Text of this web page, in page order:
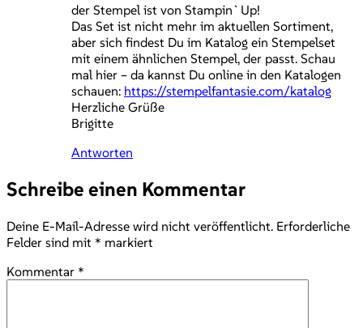
der Stempel ist von Stampin`Up!
Das Set ist nicht mehr im aktuellen Sortiment,
aber sich findest Du im Katalog ein Stempelset
mit einem ähnlichen Stempel, der passt. Schau
mal hier – da kannst Du online in den Katalogen
schauen: https://stempelfantasie.com/katalog
Herzliche Grüße
Brigitte
Antworten
Schreibe einen Kommentar
Deine E-Mail-Adresse wird nicht veröffentlicht. Erforderliche
Felder sind mit * markiert
Kommentar *